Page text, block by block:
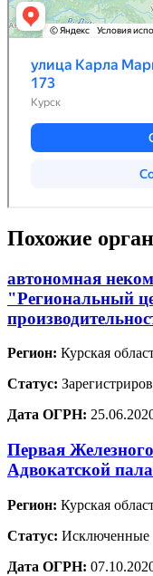
Похожие
автономная
"Региональный
Регион: Курская
Статус:
Дата ОГРН:
Первая
Адвокатской
Регион: Курская
Статус: Исключенные
Дата ОГРН: